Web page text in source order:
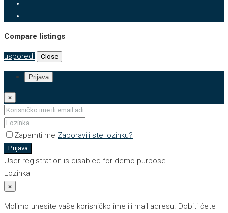
Compare listings
usporedi Close
Prijava
×
Zapamti me Zaboravili ste lozinku?
Prijava
User registration is disabled for demo purpose.
Lozinka
×
Molimo unesite vaše korisničko ime ili mail adresu. Dobiti ćete